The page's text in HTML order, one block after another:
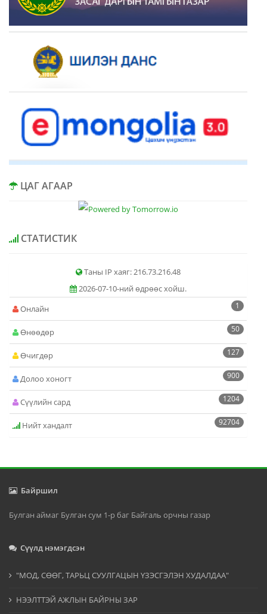
ЦАГ АГААР
СТАТИСТИК
Таны IP хаяг: 216.73.216.48
2026-07-10-ний өдрөөс хойш.
1
Онлайн
50
Өнөөдөр
127
Өчигдөр
900
Долоо хоногт
1204
Сүүлийн сард
92704
Нийт хандалт
Байршил
Булган аймаг Булган сум 1-р баг Байгаль орчны газар
Сүүлд нэмэгдсэн
"МОД, СӨӨГ, ТАРЬЦ СУУЛГАЦЫН ҮЗЭСГЭЛЭН ХУДАЛДАА"
НЭЭЛТТЭЙ АЖЛЫН БАЙРНЫ ЗАР